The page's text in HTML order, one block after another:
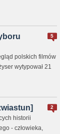
5
polskich filmów
wytypował 21
2
historii
- człowieka,